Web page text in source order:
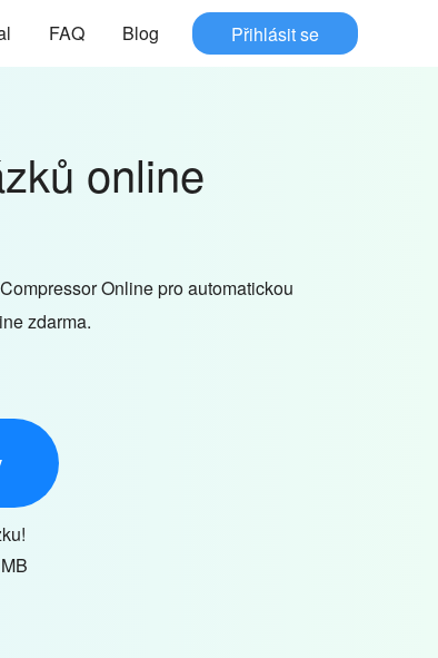
FAQ Blog Přihlásit se
online
Online pro automatickou
zdarma.